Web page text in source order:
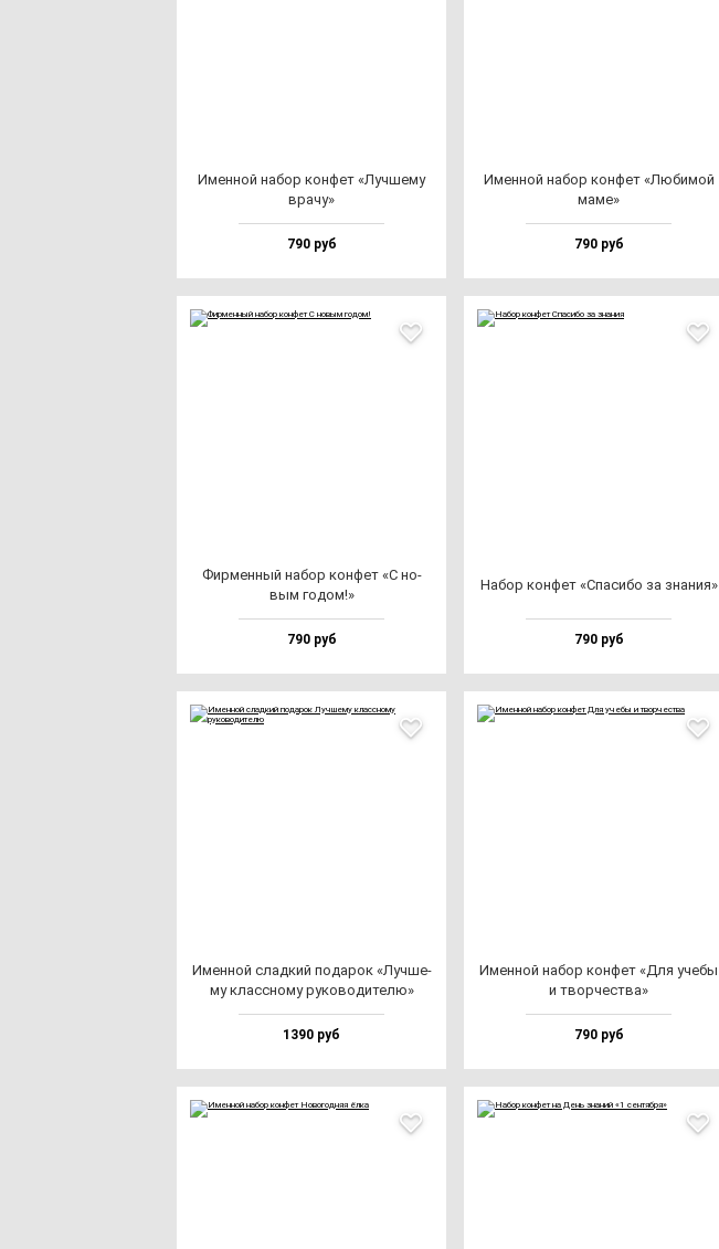
Имен­ной на­бор кон­фет «Луч­ше­му
вра­чу»
790 руб
Имен­ной на­бор кон­фет «Люби­мой
ма­ме»
790 руб
Фир­мен­ный на­бор кон­фет «С но­
вым го­дом!»
790 руб
Набор кон­фет «Спа­си­бо за зна­ния»
790 руб
Имен­ной слад­кий по­да­рок «Луч­ше­
му клас­сно­му ру­ко­во­ди­те­лю»
1390 руб
Имен­ной на­бор кон­фет «Для уче­бы
и твор­чес­тва»
790 руб